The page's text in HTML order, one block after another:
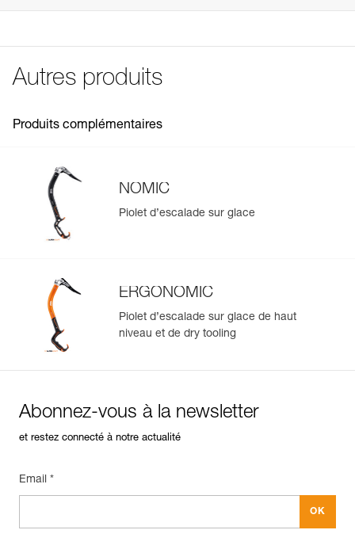
Autres produits
Produits complémentaires
NOMIC
Piolet d’escalade sur glace
ERGONOMIC
Piolet d’escalade sur glace de haut
niveau et de dry tooling
Abonnez-vous à la newsletter
et restez connecté à notre actualité
Email *